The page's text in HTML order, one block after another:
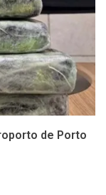
de Porto